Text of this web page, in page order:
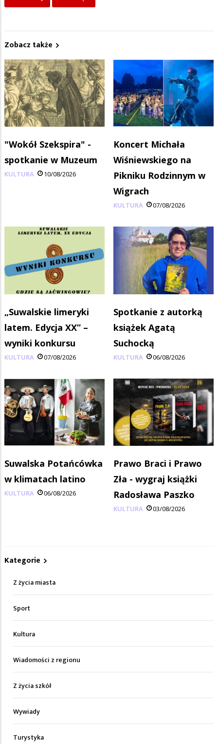
Zobacz także
"Wokół Szekspira" -
spotkanie w Muzeum
KULTURA 10/08/2026
Koncert Michała
Wiśniewskiego na
Pikniku Rodzinnym w
Wigrach
KULTURA 07/08/2026
„Suwalskie limeryki
latem. Edycja XX” –
wyniki konkursu
KULTURA 07/08/2026
Spotkanie z autorką
książek Agatą
Suchocką
KULTURA 06/08/2026
Suwalska Potańcówka
w klimatach latino
KULTURA 06/08/2026
Prawo Braci i Prawo
Zła - wygraj książki
Radosława Paszko
KULTURA 03/08/2026
Kategorie
Z życia miasta
Sport
Kultura
Wiadomości z regionu
Z życia szkół
Wywiady
Turystyka